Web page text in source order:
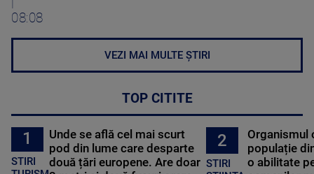
08:08
VEZI MAI MULTE ȘTIRI
TOP CITITE
1
STIRI
Unde se află cel mai scurt
pod din lume care desparte
două țări europene. Are doar
2
STIRI
Organismul
populație
o abilitate